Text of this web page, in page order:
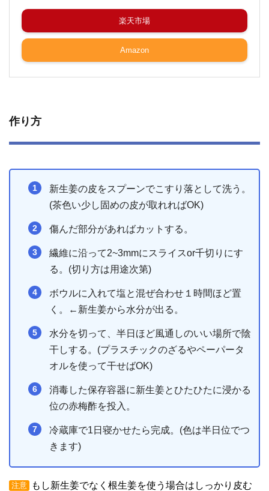
楽天市場
Amazon
作り方
新生姜の皮をスプーンでこすり落として洗う。
(茶色い少し固めの皮が取れればOK)
傷んだ部分があればカットする。
繊維に沿って2~3mmにスライスor千切りにす
る。(切り方は用途次第)
ボウルに入れて塩と混ぜ合わせ１時間ほど置
く。←新生姜から水分が出る。
水分を切って、半日ほど風通しのいい場所で陰
干しする。(プラスチックのざるやペーパータ
オルを使って干せばOK)
消毒した保存容器に新生姜とひたひたに浸かる
位の赤梅酢を投入。
冷蔵庫で1日寝かせたら完成。(色は半日位でつ
きます)
注意
もし新生姜でなく根生姜を使う場合はしっかり皮む